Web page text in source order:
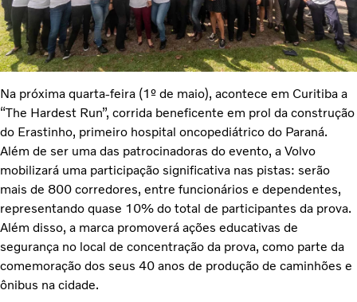
Na próxima quarta-feira (1º de maio), acontece em Curitiba a
“The Hardest Run”, corrida beneficente em prol da construção
do Erastinho, primeiro hospital oncopediátrico do Paraná.
Além de ser uma das patrocinadoras do evento, a Volvo
mobilizará uma participação significativa nas pistas: serão
mais de 800 corredores, entre funcionários e dependentes,
representando quase 10% do total de participantes da prova.
Além disso, a marca promoverá ações educativas de
segurança no local de concentração da prova, como parte da
comemoração dos seus 40 anos de produção de caminhões e
ônibus na cidade.